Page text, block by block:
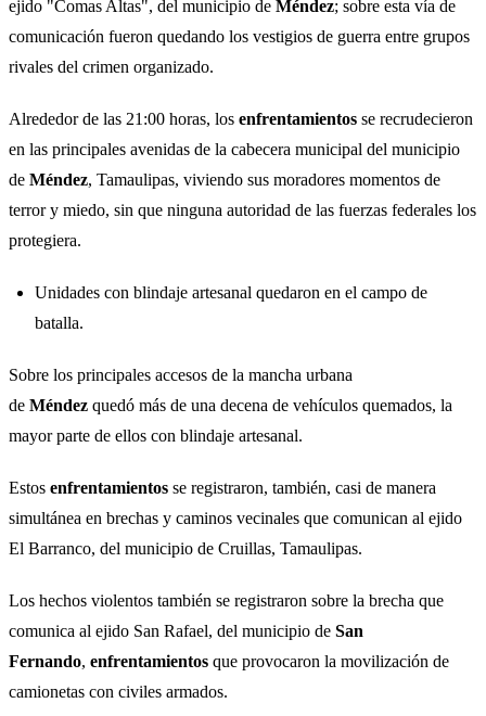
ejido "Comas Altas", del municipio de Méndez; sobre esta vía de
comunicación fueron quedando los vestigios de guerra entre grupos
rivales del crimen organizado.
Alrededor de las 21:00 horas, los enfrentamientos se recrudecieron
en las principales avenidas de la cabecera municipal del municipio
de Méndez, Tamaulipas, viviendo sus moradores momentos de
terror y miedo, sin que ninguna autoridad de las fuerzas federales los
protegiera.
Unidades con blindaje artesanal quedaron en el campo de
batalla.
Sobre los principales accesos de la mancha urbana
de Méndez quedó más de una decena de vehículos quemados, la
mayor parte de ellos con blindaje artesanal.
Estos enfrentamientos se registraron, también, casi de manera
simultánea en brechas y caminos vecinales que comunican al ejido
El Barranco, del municipio de Cruillas, Tamaulipas.
Los hechos violentos también se registraron sobre la brecha que
comunica al ejido San Rafael, del municipio de San
Fernando, enfrentamientos que provocaron la movilización de
camionetas con civiles armados.